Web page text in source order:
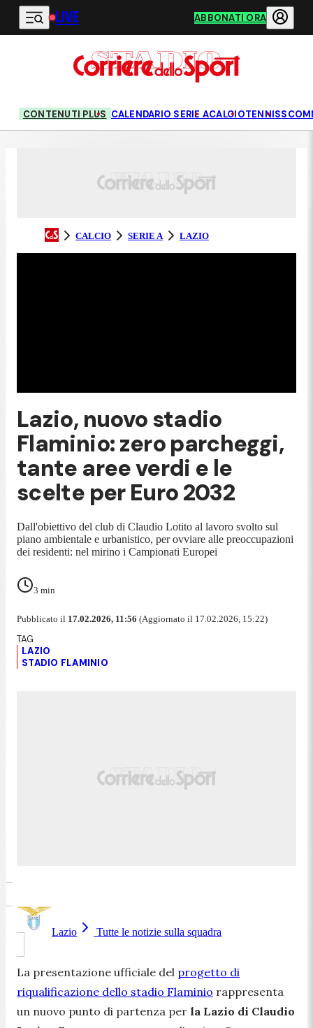
Vai al contenuto principale
LIVE ABBONATI ORA
CONTENUTI PLUS CALENDARIO SERIE ACALCIOTENNIS
CALCIO SERIE A LAZIO
Lazio, nuovo stadio
Flaminio: zero parcheggi,
tante aree verdi e le
scelte per Euro 2032
Dall'obiettivo del club di Claudio Lotito al lavoro svolto sul
piano ambientale e urbanistico, per ovviare alle preoccupazioni
dei residenti: nel mirino i Campionati Europei
3 min
Pubblicato il 17.02.2026, 11:56 (Aggiornato il 17.02.2026, 15:22)
LAZIO
STADIO FLAMINIO
Lazio Tutte le notizie sulla squadra
La presentazione ufficiale del progetto di
riqualificazione dello stadio Flaminio rappresenta
un nuovo punto di partenza per la Lazio di Claudio